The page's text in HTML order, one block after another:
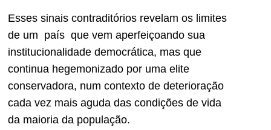
Esses sinais contraditórios revelam os limites
de um país que vem aperfeiçoando sua
institucionalidade democrática, mas que
continua hegemonizado por uma elite
conservadora, num contexto de deterioração
cada vez mais aguda das condições de vida
da maioria da população.